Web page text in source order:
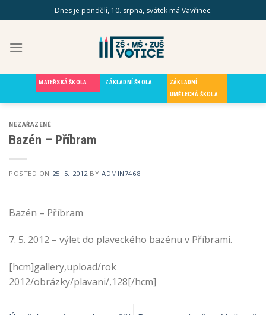
to
Dnes je pondělí, 10. srpna, svátek má Vavřinec.
MATEŘSKÁ ŠKOLA ZÁKLADNÍ ŠKOLA
ZÁKLADNÍ
UMĚLECKÁ ŠKOLA
NEZAŘAZENÉ
Bazén – Příbram
POSTED ON 25. 5. 2012 BYADMIN7468
Bazén – Příbram
7. 5. 2012 – výlet do plaveckého bazénu v Příbrami.
[hcm]gallery,upload/rok
2012/obrázky/plavani/,128[/hcm]